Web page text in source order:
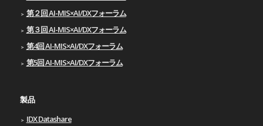
第２回 AI-MIS×AI/DXフォーラム
第３回 AI-MIS×AI/DXフォーラム
第4回 AI-MIS×AI/DXフォーラム
第5回 AI-MIS×AI/DXフォーラム
製品
IDX Datashare